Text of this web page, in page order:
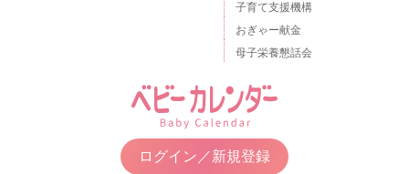
子育て支援機構
おぎゃー献金
母子栄養懇話会
ログイン／新規登録